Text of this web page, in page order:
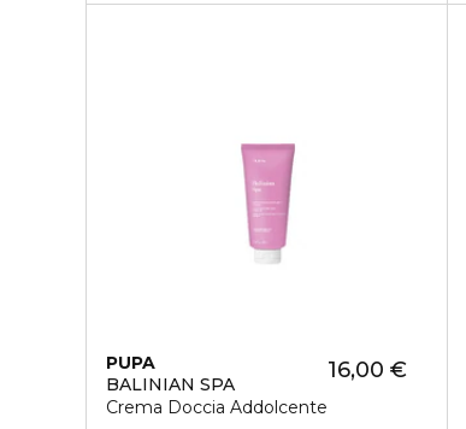
PUPA
BALINIAN SPA
Crema Doccia Addolcente
16,00 €